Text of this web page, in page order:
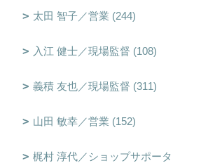
太田 智子／営業 (244)
入江 健士／現場監督 (108)
義積 友也／現場監督 (311)
山田 敏幸／営業 (152)
梶村 淳代／ショップサポータ